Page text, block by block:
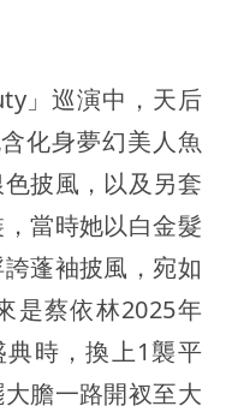
」巡演中，天后
化身夢幻美人魚
披風，以及另套
當時她以白金髮
蓬袖披風，宛如
是蔡依林2025年
典時，換上1襲平
膽一路開衩至大